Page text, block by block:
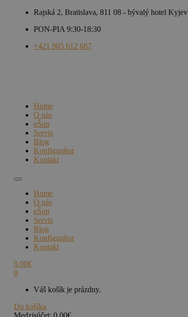
Rajská 2, Bratislava, 811 08 - bývalý hotel Kyjev
PON-PIA 9:30-18:30
+421 905 612 687
Home
O nás
eŠop
Servis
Blog
Konfigurátor
Kontakt
Home
O nás
eŠop
Servis
Blog
Konfigurátor
Kontakt
0.00€
0
Váš košík je prázdny.
Do košíka
Medzisúčet: 0.00€